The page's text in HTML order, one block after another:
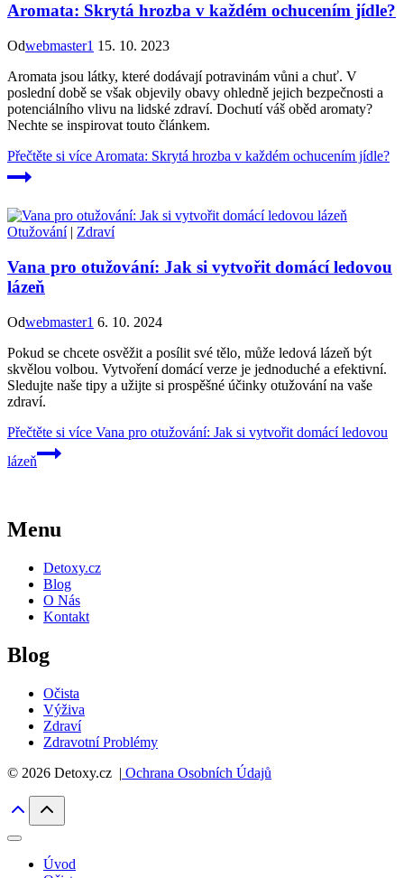
Aromata: Skrytá hrozba v každém ochucením jídle?
Odwebmaster1 15. 10. 2023
Aromata jsou látky, které dodávají potravinám vůni a chuť. V
poslední době se však objevily obavy ohledně jejich bezpečnosti a
potenciálního vlivu na lidské zdraví. Dochutí váš oběd aromaty?
Nechte se inspirovat touto článkem.
Přečtěte si více Aromata: Skrytá hrozba v každém ochucením jídle?
Otužování| Zdraví
Vana pro otužování: Jak si vytvořit domácí ledovou
lázeň
Odwebmaster1 6. 10. 2024
Pokud se chcete osvěžit a posílit své tělo, může ledová lázeň být
skvělou volbou. Vytvoření domácí verze je jednoduché a efektivní.
Sledujte naše tipy a užijte si prospěšné účinky otužování na vaše
zdraví.
Přečtěte si více Vana pro otužování: Jak si vytvořit domácí ledovou
lázeň
Menu
Detoxy.cz
Blog
O Nás
Kontakt
Blog
Očista
Výživa
Zdraví
Zdravotní Problémy
© 2026 Detoxy.cz | Ochrana Osobních Údajů
Úvod